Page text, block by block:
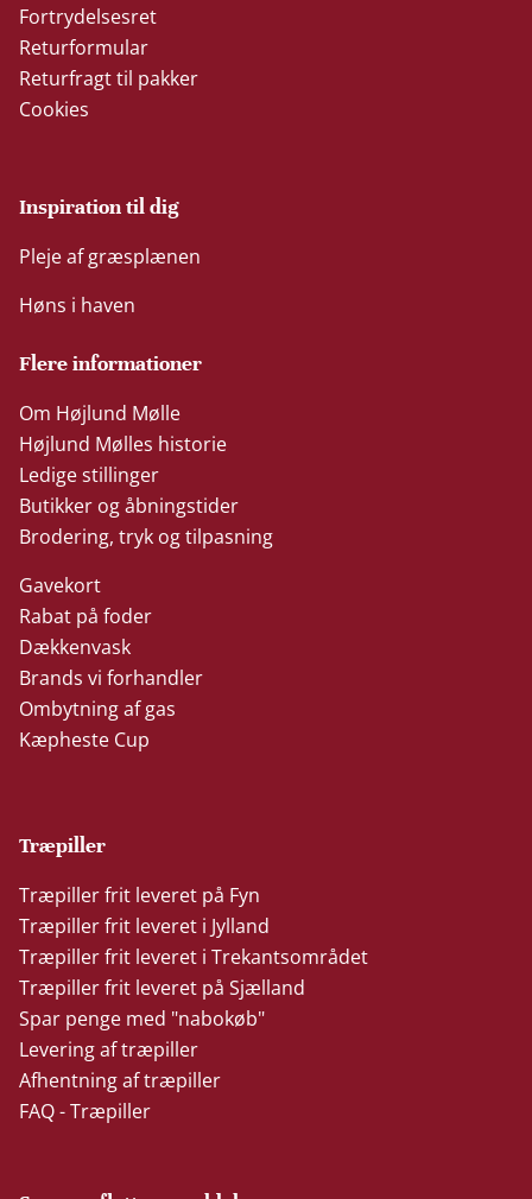
Fortrydelsesret
Returformular
Returfragt til pakker
Cookies
Inspiration til dig
Pleje af græsplænen
Høns i haven
Flere informationer
Om Højlund Mølle
Højlund Mølles historie
Ledige stillinger
Butikker og åbningstider
Brodering, tryk og tilpasning
Gavekort
Rabat på foder
Dækkenvask
Brands vi forhandler
Ombytning af gas
Kæpheste Cup
Træpiller
Træpiller frit leveret på Fyn
Træpiller frit leveret i Jylland
Træpiller frit leveret i Trekantsområdet
Træpiller frit leveret på Sjælland
Spar penge med "nabokøb"
Levering af træpiller
Afhentning af træpiller
FAQ - Træpiller